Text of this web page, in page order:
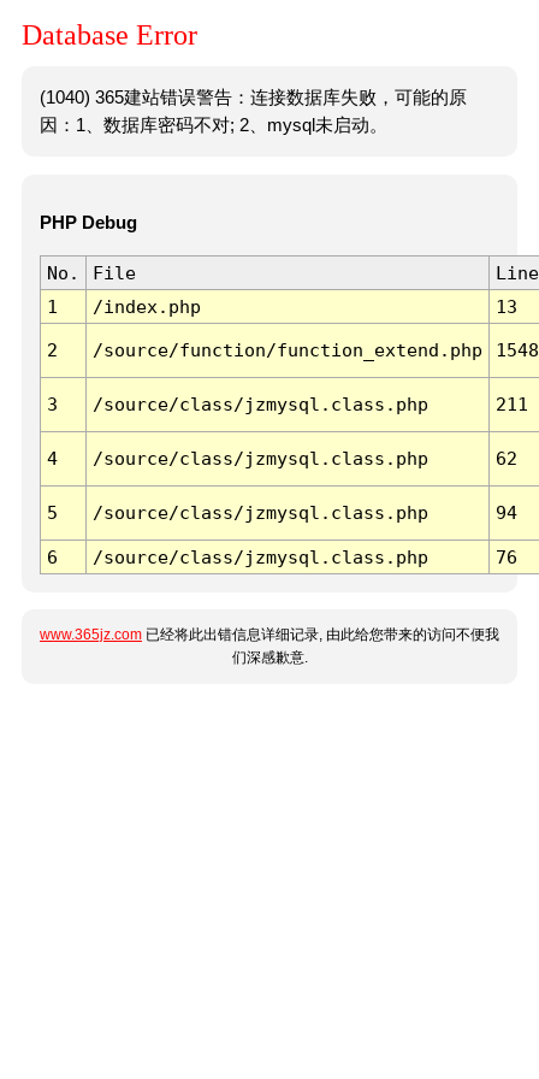
Database Error
(1040) 365建站错误警告：连接数据库失败，可能的原
因：1、数据库密码不对; 2、mysql未启动。
PHP Debug
No. File
Line
1
/index.php 13
2 /source/function/function_extend.php 1548
3 /source/class/jzmysql.class.php 211
4 /source/class/jzmysql.class.php 62
5 /source/class/jzmysql.class.php 94
6 /source/class/jzmysql.class.php 76
www.365jz.com 已经将此出错信息详细记录, 由此给您带来的访问不便我
们深感歉意.